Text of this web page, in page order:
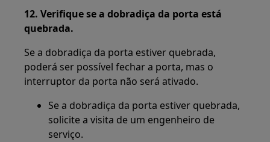
12. Verifique se a dobradiça da porta está
quebrada.
Se a dobradiça da porta estiver quebrada,
poderá ser possível fechar a porta, mas o
interruptor da porta não será ativado.
Se a dobradiça da porta estiver quebrada,
solicite a visita de um engenheiro de
serviço.